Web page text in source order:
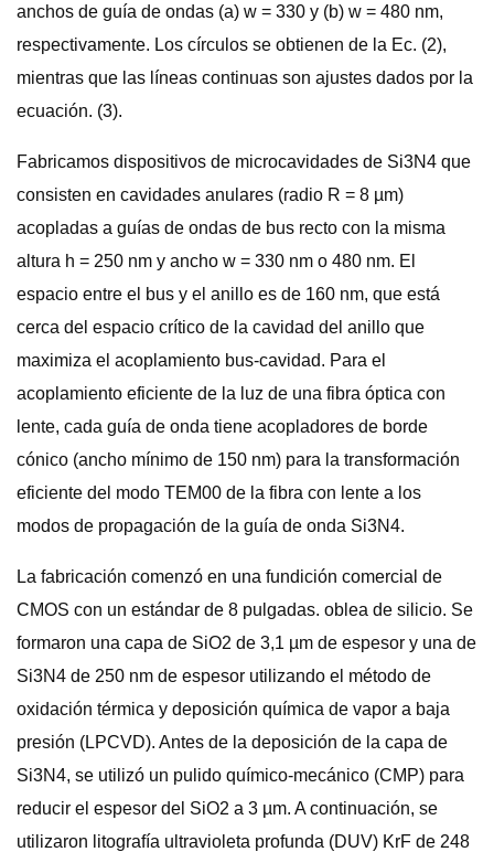
anchos de guía de ondas (a) w = 330 y (b) w = 480 nm,
respectivamente. Los círculos se obtienen de la Ec. (2),
mientras que las líneas continuas son ajustes dados por la
ecuación. (3).
Fabricamos dispositivos de microcavidades de Si3N4 que
consisten en cavidades anulares (radio R = 8 µm)
acopladas a guías de ondas de bus recto con la misma
altura h = 250 nm y ancho w = 330 nm o 480 nm. El
espacio entre el bus y el anillo es de 160 nm, que está
cerca del espacio crítico de la cavidad del anillo que
maximiza el acoplamiento bus-cavidad. Para el
acoplamiento eficiente de la luz de una fibra óptica con
lente, cada guía de onda tiene acopladores de borde
cónico (ancho mínimo de 150 nm) para la transformación
eficiente del modo TEM00 de la fibra con lente a los
modos de propagación de la guía de onda Si3N4.
La fabricación comenzó en una fundición comercial de
CMOS con un estándar de 8 pulgadas. oblea de silicio. Se
formaron una capa de SiO2 de 3,1 µm de espesor y una de
Si3N4 de 250 nm de espesor utilizando el método de
oxidación térmica y deposición química de vapor a baja
presión (LPCVD). Antes de la deposición de la capa de
Si3N4, se utilizó un pulido químico-mecánico (CMP) para
reducir el espesor del SiO2 a 3 µm. A continuación, se
utilizaron litografía ultravioleta profunda (DUV) KrF de 248